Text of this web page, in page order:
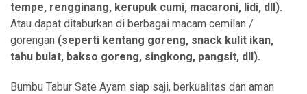
tempe, rengginang, kerupuk cumi, macaroni, lidi, dll).
Atau dapat ditaburkan di berbagai macam cemilan /
gorengan (seperti kentang goreng, snack kulit ikan,
tahu bulat, bakso goreng, singkong, pangsit, dll).
Bumbu Tabur Sate Ayam siap saji, berkualitas dan aman